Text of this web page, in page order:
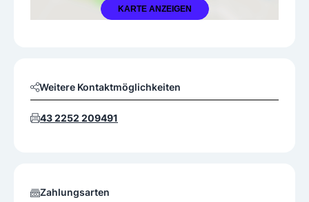
KARTE ANZEIGEN
Weitere Kontaktmöglichkeiten
43 2252 209491
Zahlungsarten